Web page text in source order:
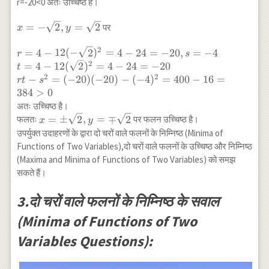
1\right)^3=1
\\ \Rightarrow
x^2-1=1
\Rightarrow
x^2=2
\Rightarrow
x=\pm
\sqrt{2}
\Rightarrow r t-
s^2=384>0
x=-
y=\sqrt{2}
x = − 2, y = 2 पर
r=4-12(-
\sqrt{2})^2=4-
24=-20, s=-4 \\
t=4-
12(\sqrt{2})^2=4-
24=-20 \\ r t-
s^2=(-20)(-20)-
(-4)^2=400-
16=384>0
r = 4 − 12(− 2)2 = 4 − 24 = −20, s = −4
t = 4 − 12( 2)2 = 4 − 24 = −20
rt − s2 = (−20)(−20) − (−4)2 = 400 − 16 =
384 > 0
अतः उच्चिष्ठ है।
फलतः x=\pm
\sqrt{2}
,y=\mp
\sqrt{2}
x = ± 2, y = ∓ 2 पर फलन उच्चिष्ठ है।
उपर्युक्त उदाहरणों के द्वारा दो चरों वाले फलनों के निम्निष्ठ (Minima of
Functions of Two Variables),दो चरों वाले फलनों के उच्चिष्ठ और निम्निष्ठ
(Maxima and Minima of Functions of Two Variables) को समझ
सकते हैं।
3.दो चरों वाले फलनों के निम्निष्ठ के सवाल
(Minima of Functions of Two
Variables Questions):